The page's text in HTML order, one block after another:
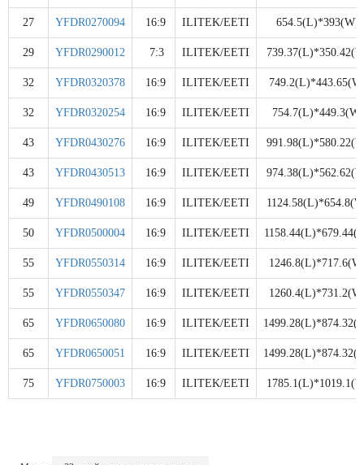
27 YFDR0270094 16:9 ILITEK/EETI 654.5(L)*393(W)
29 YFDR0290012 7:3 ILITEK/EETI
32 YFDR0320378 16:9 ILITEK/EETI
32 YFDR0320254 16:9 ILITEK/EETI 754.7(L)*449.3(W)
43 YFDR0430276 16:9 ILITEK/EETI
43 YFDR0430513 16:9 ILITEK/EETI
49 YFDR0490108 16:9 ILITEK/EETI
50 YFDR0500004 16:9 ILITEK/EETI
55 YFDR0550314 16:9 ILITEK/EETI
55 YFDR0550347 16:9 ILITEK/EETI
65 YFDR0650080 16:9 ILITEK/EETI
65 YFDR0650051 16:9 ILITEK/EETI
75 YFDR0750003 16:9 ILITEK/EETI